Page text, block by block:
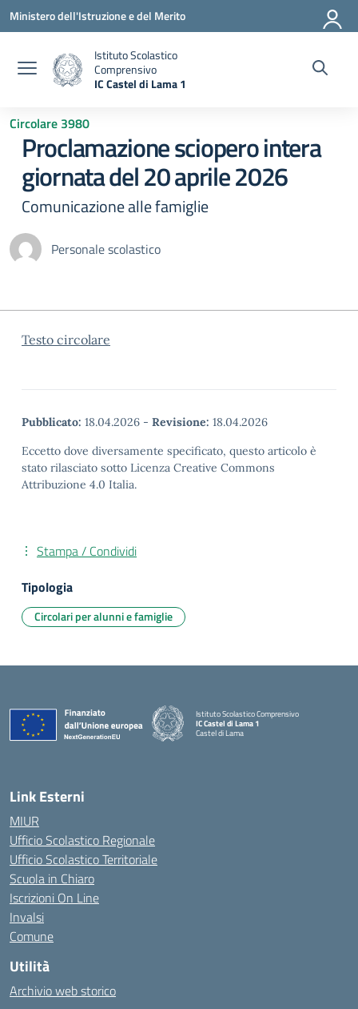
Vai ai contenuti
Vai al menu di navigazione
Vai al footer
Ministero dell'Istruzione e del Merito
Istituto Scolastico
Comprensivo
IC Castel di Lama 1
Circolare 3980
Proclamazione sciopero intera
giornata del 20 aprile 2026
Comunicazione alle famiglie
Personale scolastico
Testo circolare
Pubblicato: 18.04.2026 - Revisione: 18.04.2026
Eccetto dove diversamente specificato, questo articolo è
stato rilasciato sotto Licenza Creative Commons
Attribuzione 4.0 Italia.
Stampa / Condividi
Tipologia
Circolari per alunni e famiglie
Istituto Scolastico Comprensivo
IC Castel di Lama 1
Castel di Lama
Link Esterni
MIUR
Ufficio Scolastico Regionale
Ufficio Scolastico Territoriale
Scuola in Chiaro
Iscrizioni On Line
Invalsi
Comune
Utilità
Archivio web storico